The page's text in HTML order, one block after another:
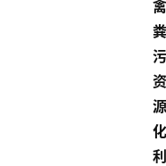
禽
粪
污
资
源
化
利